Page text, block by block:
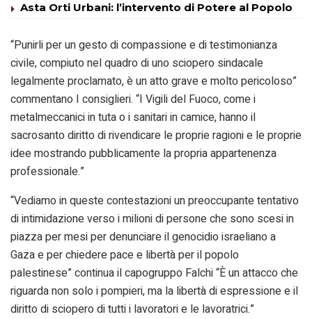
Asta Orti Urbani: l’intervento di Potere al Popolo
“Punirli per un gesto di compassione e di testimonianza
civile, compiuto nel quadro di uno sciopero sindacale
legalmente proclamato, è un atto grave e molto pericoloso”
commentano I consiglieri. “I Vigili del Fuoco, come i
metalmeccanici in tuta o i sanitari in camice, hanno il
sacrosanto diritto di rivendicare le proprie ragioni e le proprie
idee mostrando pubblicamente la propria appartenenza
professionale.”
“Vediamo in queste contestazioni un preoccupante tentativo
di intimidazione verso i milioni di persone che sono scesi in
piazza per mesi per denunciare il genocidio israeliano a
Gaza e per chiedere pace e libertà per il popolo
palestinese” continua il capogruppo Falchi “È un attacco che
riguarda non solo i pompieri, ma la libertà di espressione e il
diritto di sciopero di tutti i lavoratori e le lavoratrici.”